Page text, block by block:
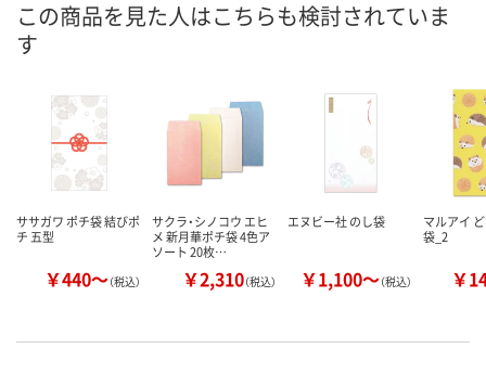
この商品を見た人はこちらも検討されていま
す
ササガワ ポチ袋 結びポ
チ 五型
￥440～（税込）
サクラ・シノコウ エヒ
メ 新月華ポチ袋 4色ア
ソート 20枚…
￥2,310（税込）
エヌビー社 のし袋
￥1,100～（税込）
マルアイ
袋_2
￥